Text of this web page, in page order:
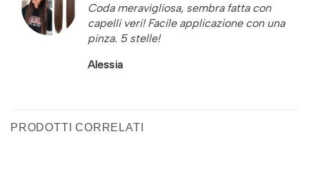
Coda meravigliosa, sembra fatta con
capelli veri! Facile applicazione con una
pinza. 5 stelle!
Alessia
PRODOTTI CORRELATI